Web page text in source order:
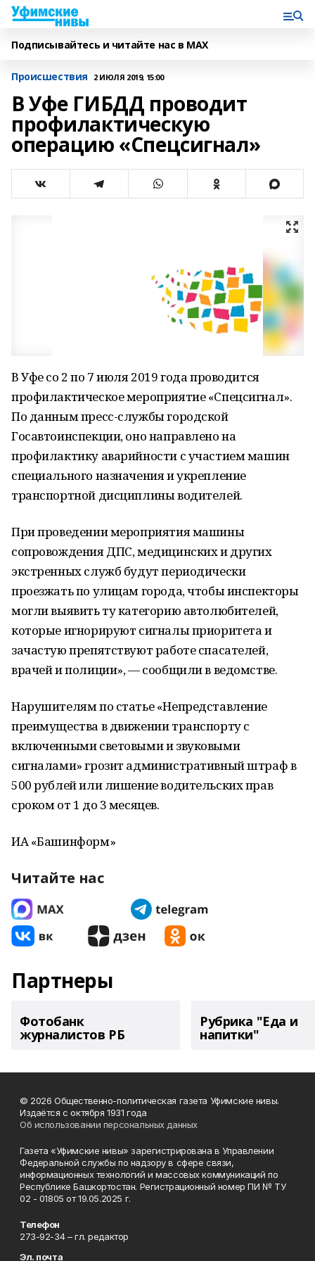
Подписывайтесь и читайте нас в MAX
Происшествия 2 ИЮЛЯ 2019, 15:00
В Уфе ГИБДД проводит
профилактическую
операцию «Спецсигнал»
В Уфе со 2 по 7 июля 2019 года проводится
профилактическое мероприятие «Спецсигнал».
По данным пресс-службы городской
Госавтоинспекции, оно направлено на
профилактику аварийности с участием машин
специального назначения и укрепление
транспортной дисциплины водителей.
При проведении мероприятия машины
сопровождения ДПС, медицинских и других
экстренных служб будут периодически
проезжать по улицам города, чтобы инспекторы
могли выявить ту категорию автолюбителей,
которые игнорируют сигналы приоритета и
зачастую препятствуют работе спасателей,
врачей и полиции», — сообщили в ведомстве.
Нарушителям по статье «Непредставление
преимущества в движении транспорту с
включенными световыми и звуковыми
сигналами» грозит административный штраф в
500 рублей или лишение водительских прав
сроком от 1 до 3 месяцев.
ИА «Башинформ»
Читайте нас
Партнеры
Фотобанк
журналистов РБ
Рубрика "Еда и
напитки"
© 2026 Общественно-политическая газета Уфимские нивы.
Издаётся с октября 1931 года
Об использовании персональных данных
Газета «Уфимские нивы» зарегистрирована в Управлении
Федеральной службы по надзору в сфере связи,
информационных технологий и массовых коммуникаций по
Республике Башкортостан. Регистрационный номер ПИ № ТУ
02 - 01805 от 19.05.2025 г.
Телефон
273-92-34 – гл. редактор
Эл. почта